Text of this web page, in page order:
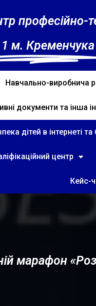
професійно-
м. Кременчука
Навчально-виробнича
документи та інша
дітей в інтернеті та
центр
Кейс-
марафон